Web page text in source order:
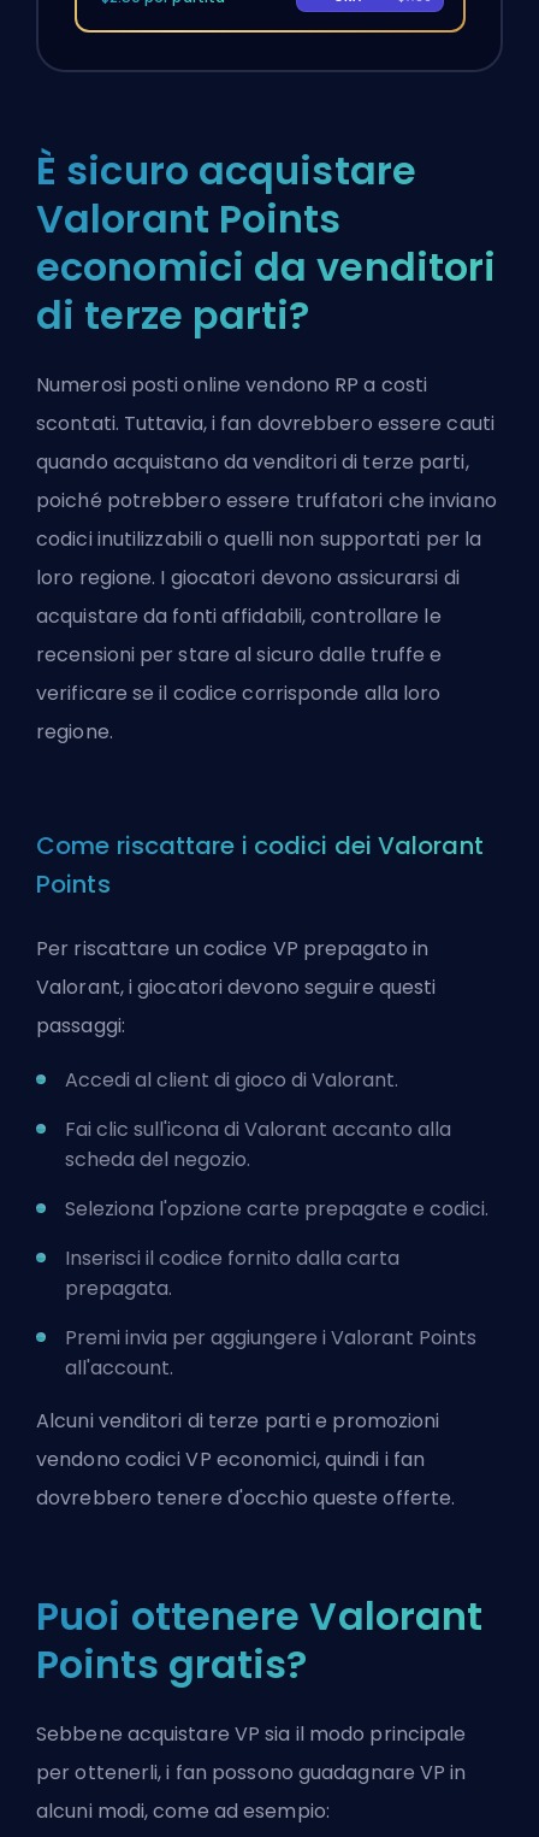
È sicuro acquistare
Valorant Points
economici da venditori
di terze parti?
Numerosi posti online vendono RP a costi
scontati. Tuttavia, i fan dovrebbero essere cauti
quando acquistano da venditori di terze parti,
poiché potrebbero essere truffatori che inviano
codici inutilizzabili o quelli non supportati per la
loro regione. I giocatori devono assicurarsi di
acquistare da fonti affidabili, controllare le
recensioni per stare al sicuro dalle truffe e
verificare se il codice corrisponde alla loro
regione.
Come riscattare i codici dei Valorant
Points
Per riscattare un codice VP prepagato in
Valorant, i giocatori devono seguire questi
passaggi:
Accedi al client di gioco di Valorant.
Fai clic sull'icona di Valorant accanto alla
scheda del negozio.
Seleziona l'opzione carte prepagate e codici.
Inserisci il codice fornito dalla carta
prepagata.
Premi invia per aggiungere i Valorant Points
all'account.
Alcuni venditori di terze parti e promozioni
vendono codici VP economici, quindi i fan
dovrebbero tenere d'occhio queste offerte.
Puoi ottenere Valorant
Points gratis?
Sebbene acquistare VP sia il modo principale
per ottenerli, i fan possono guadagnare VP in
alcuni modi, come ad esempio: